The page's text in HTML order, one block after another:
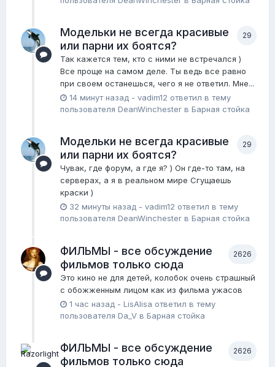
29
Модельки не всегда красивые
или парни их боятся?
Так кажется тем, кто с ними не встречался )
Все проще на самом деле. Ты ведь все равно
при своем останешься, чего я не ответил. Мне...
14 минут назад - vadim12 ответил в тему
пользователя DeanWinchester в Барная стойка
29
Модельки не всегда красивые
или парни их боятся?
Чувак, где форум, а где я? ) Он где-то там, на
серверах, а я в реальном мире Сгущаешь
краски )
32 минуты назад - vadim12 ответил в тему
пользователя DeanWinchester в Барная стойка
2626
ФИЛЬМЫ - все обсуждение
фильмов только сюда
Это кино не для детей, колобок очень страшный
с обожженным лицом как из фильма ужасов
1 час назад - LisAlisa ответил в тему
пользователя Da_V в Барная стойка
2626
ФИЛЬМЫ - все обсуждение
фильмов только сюда